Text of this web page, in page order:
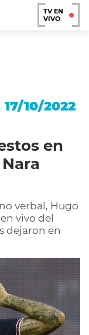
TV EN
VIVO
17/10/2022
en
verbal, Hugo
vivo del
dejaron en